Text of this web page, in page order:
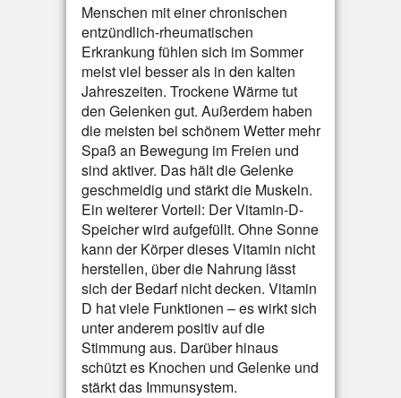
Menschen mit einer chronischen
entzündlich-rheumatischen
Erkrankung fühlen sich im Sommer
meist viel besser als in den kalten
Jahreszeiten. Trockene Wärme tut
den Gelenken gut. Außerdem haben
die meisten bei schönem Wetter mehr
Spaß an Bewegung im Freien und
sind aktiver. Das hält die Gelenke
geschmeidig und stärkt die Muskeln.
Ein weiterer Vorteil: Der Vitamin-D-
Speicher wird aufgefüllt. Ohne Sonne
kann der Körper dieses Vitamin nicht
herstellen, über die Nahrung lässt
sich der Bedarf nicht decken. Vitamin
D hat viele Funktionen – es wirkt sich
unter anderem positiv auf die
Stimmung aus. Darüber hinaus
schützt es Knochen und Gelenke und
stärkt das Immunsystem.